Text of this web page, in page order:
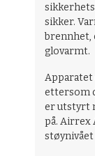
sikker.
brennhet,
glovarmt.
Apparatet
ettersom
er utstyrt
på. Airrex
støynivået